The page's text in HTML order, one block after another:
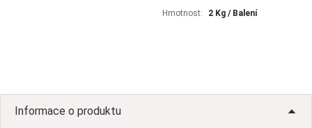
Hmotnost: 2 Kg / Balení
Informace o produktu